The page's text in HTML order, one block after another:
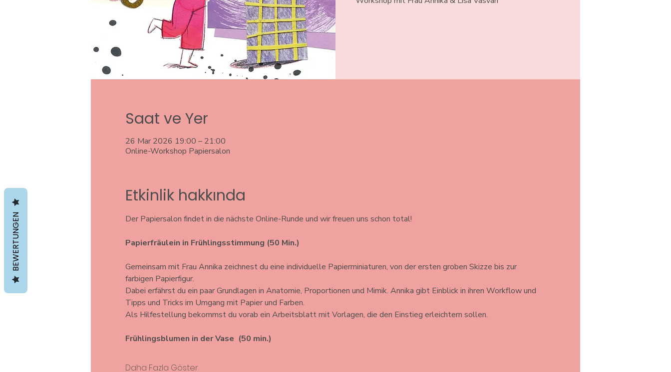
Saat ve Yer
26 Mar 2026 19:00 – 21:00
Online-Workshop Papiersalon
Etkinlik hakkında
Der Papiersalon findet in die nächste Online-Runde und wir freuen uns schon total!
Papierfräulein in Frühlingsstimmung (50 Min.)
Gemeinsam mit Frau Annika zeichnest du eine individuelle Papierminiaturen, von der ersten groben Skizze bis zur
farbigen Papierfigur.
Dabei erfährst du ein paar Grundlagen in Anatomie, Proportionen und Mimik. Annika gibt Einblick in ihren Workflow und
Tipps und Tricks im Umgang mit Papier und Farben.
Als Hilfestellung bekommst du vorab ein Arbeitsblatt mit Vorlagen, die den Einstieg erleichtern sollen.
Frühlingsblumen in der Vase  (50 min.)
Daha Fazla Göster
BEWERTUNGEN